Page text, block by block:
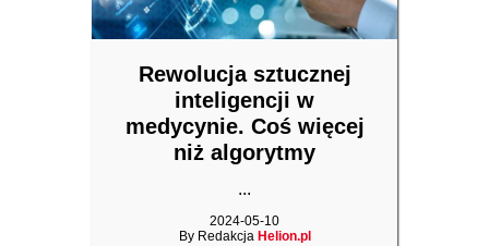
Rewolucja sztucznej
inteligencji w
medycynie. Coś więcej
niż algorytmy
...
2024-05-10
By RedakcjaHelion.pl